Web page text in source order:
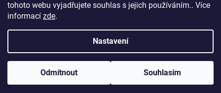
tohoto webu vyjadřujete souhlas s jejich používáním.. Více
informací zde.
Nastavení
Odmítnout Souhlasím
Vytvořil Shoptet
Copyright 2026Biotika.net . Všechna práva vyhrazena.